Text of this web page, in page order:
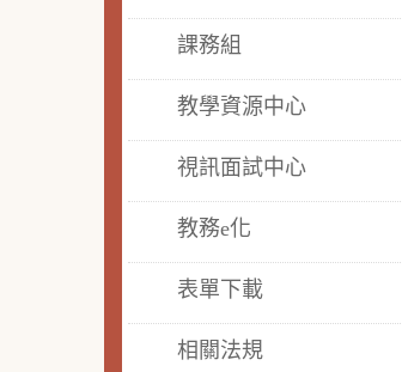
課務組
教學資源中心
視訊面試中心
教務e化
表單下載
相關法規